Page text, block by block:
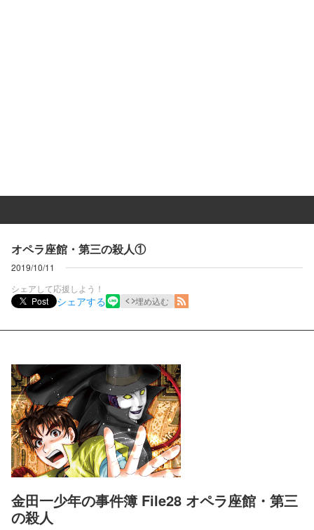
オペラ座館・第三の殺人①
2019/10/11
シェアして応援しよう！
Post
シェアする 埋め込む
金田一少年の事件簿 File28 オペラ座館・第三
の殺人